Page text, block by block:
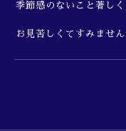
季節感のないこと著し
お見苦しくてすみませ